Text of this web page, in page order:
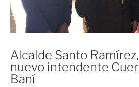
Alcalde Santo
nuevo intendente
Baní